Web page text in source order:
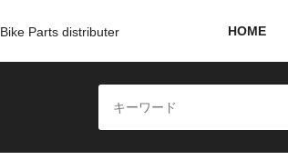
Bike Parts distributer HOME